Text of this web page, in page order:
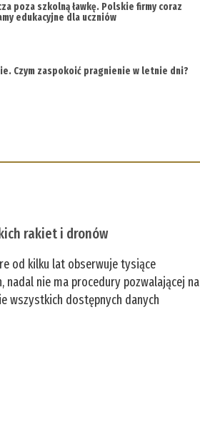
poza szkolną ławkę. Polskie firmy coraz
edukacyjne dla uczniów
Czym zaspokoić pragnienie w letnie dni?
rakiet i dronów
od kilku lat obserwuje tysiące
nie ma procedury pozwalającej na
wszystkich dostępnych danych